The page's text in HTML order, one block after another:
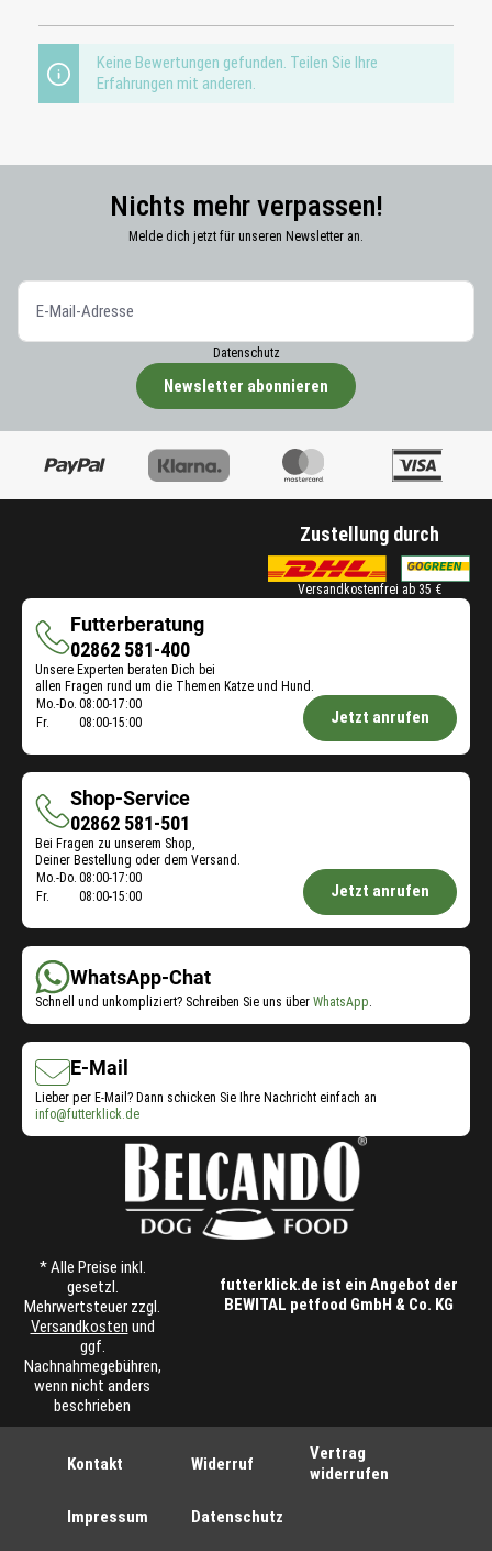
Keine Bewertungen gefunden. Teilen Sie Ihre
Erfahrungen mit anderen.
Nichts mehr verpassen!
Melde dich jetzt für unseren Newsletter an.
Datenschutz
Newsletter abonnieren
Zustellung durch
Versandkostenfrei ab 35 €
Futterberatung
Futterberatung
02862 581-400
Unsere Experten beraten Dich bei
allen Fragen rund um die Themen Katze und Hund.
Öffnungszeiten
Mo.-Do. 08:00-17:00
Fr.
08:00-15:00 Jetzt anrufen
Shop-Service
Shop-
Service
02862 581-501
Bei Fragen zu unserem Shop,
Deiner Bestellung oder dem Versand.
Öffnungszeiten
Service:
Mo.-Do. 08:00-17:00
Fr.
08:00-15:00 Jetzt anrufen
WhatsApp-Chat
Schnell und unkompliziert? Schreiben Sie uns über WhatsApp.
E-Mail
Lieber per E-Mail? Dann schicken Sie Ihre Nachricht einfach an
info@futterklick.de
* Alle Preise inkl.
gesetzl.
Mehrwertsteuer zzgl.
Versandkosten und
ggf.
Nachnahmegebühren,
wenn nicht anders
beschrieben
futterklick.de ist ein Angebot der
BEWITAL petfood GmbH & Co. KG
Kontakt
Impressum
Widerruf
Datenschutz
Vertrag
widerrufen